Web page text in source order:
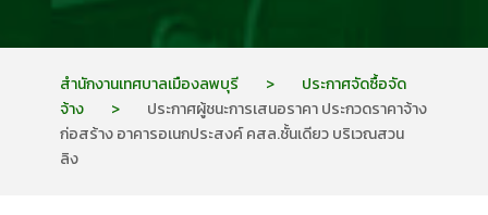
สำนักงานเทศบาลเมืองลพบุรี >
ประกาศจัดซื้อจัด
จ้าง
>
ประกาศผู้ชนะการเสนอราคา ประกวดราคาจ้าง
ก่อสร้าง อาคารอเนกประสงค์ คสล.ชั้นเดียว บริเวณสวน
ลิง